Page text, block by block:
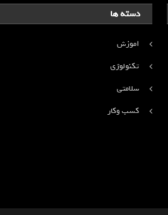
دسته ها
اموزش
تکنولوژی
سلامتی
کسب وکار